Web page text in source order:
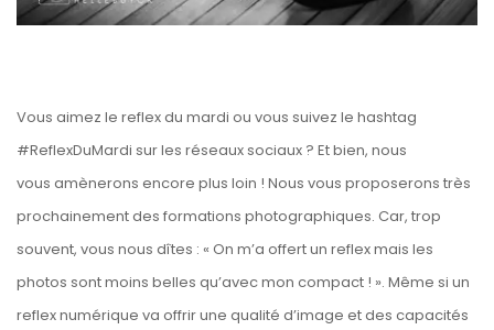
Vous aimez le reflex du mardi ou vous suivez le hashtag
#ReflexDuMardi sur les réseaux sociaux ? Et bien, nous
vous amènerons encore plus loin ! Nous vous proposerons très
prochainement des formations photographiques. Car, trop
souvent, vous nous dîtes : « On m’a offert un reflex mais les
photos sont moins belles qu’avec mon compact ! ». Même si un
reflex numérique va offrir une qualité d’image et des capacités